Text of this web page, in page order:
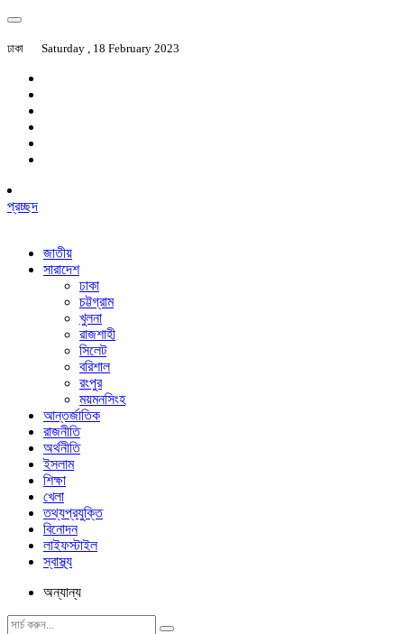
ঢাকা Saturday , 18 February 2023
প্রচ্ছদ
জাতীয়
সারাদেশ
ঢাকা
চট্টগ্রাম
খুলনা
রাজশাহী
সিলেট
বরিশাল
রংপুর
ময়মনসিংহ
আন্তর্জাতিক
রাজনীতি
অর্থনীতি
ইসলাম
শিক্ষা
খেলা
তথ্যপ্রযুক্তি
বিনোদন
লাইফস্টাইল
স্বাস্থ্য
অন্যান্য